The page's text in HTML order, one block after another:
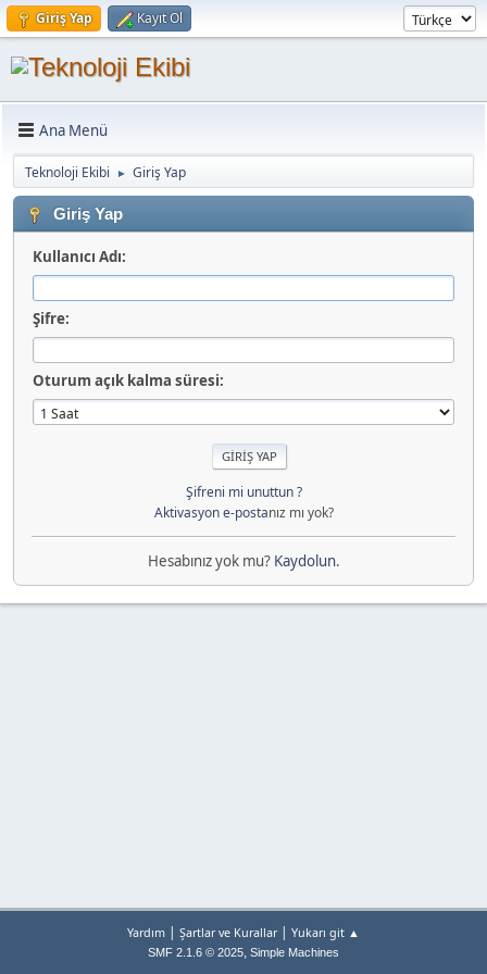
Giriş Yap Kayıt Ol
Ana Menü
Teknoloji Ekibi ► Giriş Yap
Giriş Yap
Kullanıcı Adı:
Şifre:
Oturum açık kalma süresi:
Şifreni mi unuttun ?
Aktivasyon e-postanız mı yok?
Hesabınız yok mu? Kaydolun.
Yardım | Şartlar ve Kurallar| Yukarı git ▲
SMF 2.1.6 © 2025, Simple Machines